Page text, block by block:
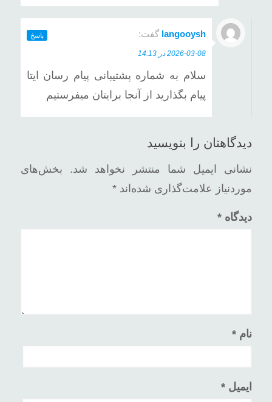
langooysh گفت:
2026-03-08 در 14:13
سلام به شماره پشتیبانی پیام رسان ایتا
پیام بگذارید از آنجا برایتان میفرستیم
پاسخ
دیدگاهتان را بنویسید
نشانی ایمیل شما منتشر نخواهد شد.
بخش‌های
موردنیاز علامت‌گذاری شده‌اند*
دیدگاه*
نام*
ایمیل*